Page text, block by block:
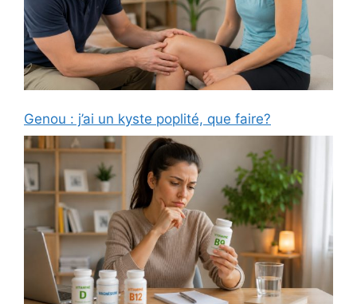
Genou : j’ai un kyste poplité, que faire?